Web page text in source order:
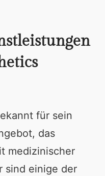
für sein
das
medizinischer
sind einige der